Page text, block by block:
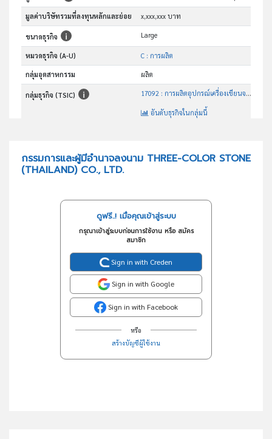
มูลค่าบริษัทรวมที่ลงทุนหลักและย่อย x,xxx,xxx บาท
ขนาดธุรกิจ Large
หมวดธุรกิจ (A-U) C : การผลิต
กลุ่มอุตสาหกรรม ผลิต
กลุ่มธุรกิจ (TSIC) 17092 : การผลิตอุปกรณ์เครื่องเขียนจากกระดาษ
อันดับธุรกิจในกลุ่มนี้
กรรมการและผู้มีอำนาจลงนาม THREE-COLOR STONE
(THAILAND) CO., LTD.
ดูฟรี..! เมื่อคุณเข้าสู่ระบบ
กรุณาเข้าสู่ระบบก่อนการใช้งาน หรือ สมัคร
สมาชิก
Sign in with Creden
Sign in with Google
Sign in with Facebook
หรือ
สร้างบัญชีผู้ใช้งาน